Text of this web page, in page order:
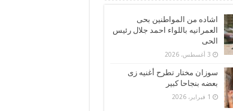
اشاده من المواطنين بحى
العمرانيه باللواء احمد جلال رئيس
الحى
3 أغسطس، 2026
سوزان مختار تطرح أغنيه زى
بعضه بنجاحا كبير
1 فبراير، 2026